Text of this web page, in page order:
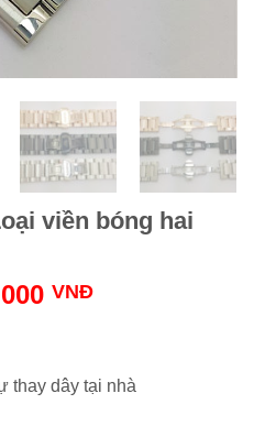
viền bóng hai
VNĐ
thay dây tại nhà